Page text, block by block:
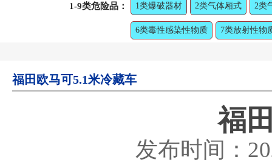
1-9类危险品： 1类爆破器材 2类气体厢式 2类
6类毒性感染性物质 7类放射性物
福田欧马可5.1米冷藏车
福
发布时间：